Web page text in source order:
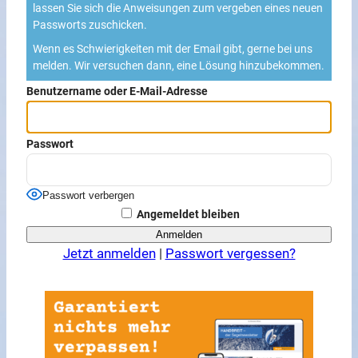
lassen Sie sich die Anweisungen zum vergeben eines neuen
Passworts zuschicken.
Wenn es Schwierigkeiten mit der Email gibt, gerne bei uns
melden. Wir versuchen dann, eine Lösung hinzubekommen.
Benutzername oder E-Mail-Adresse
Passwort
Passwort verbergen
Angemeldet bleiben
Jetzt anmelden| Passwort vergessen?